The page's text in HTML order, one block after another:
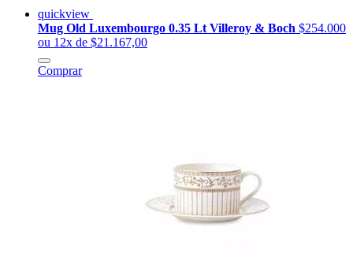
quickview
Mug Old Luxembourgo 0.35 Lt Villeroy & Boch $254.000
ou 12x de $21.167,00
Comprar